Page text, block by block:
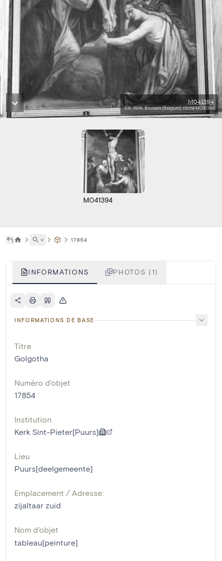
M041394
KIK-IRPA, Brussels (Belgium), cliché M041394
M041394
˅ 17854
INFORMATIONS PHOTOS (1)
INFORMATIONS DE BASE
Titre
Golgotha
Numéro d'objet
17854
Institution
Kerk Sint-Pieter[Puurs]
Lieu
Puurs[deelgemeente]
Emplacement / Adresse:
zijaltaar zuid
Nom d'objet
tableau[peinture]